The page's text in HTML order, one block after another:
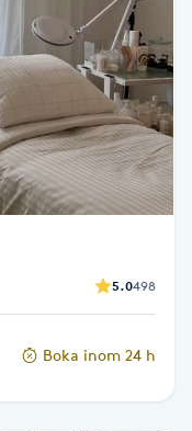
5.0498
Boka inom 24 h